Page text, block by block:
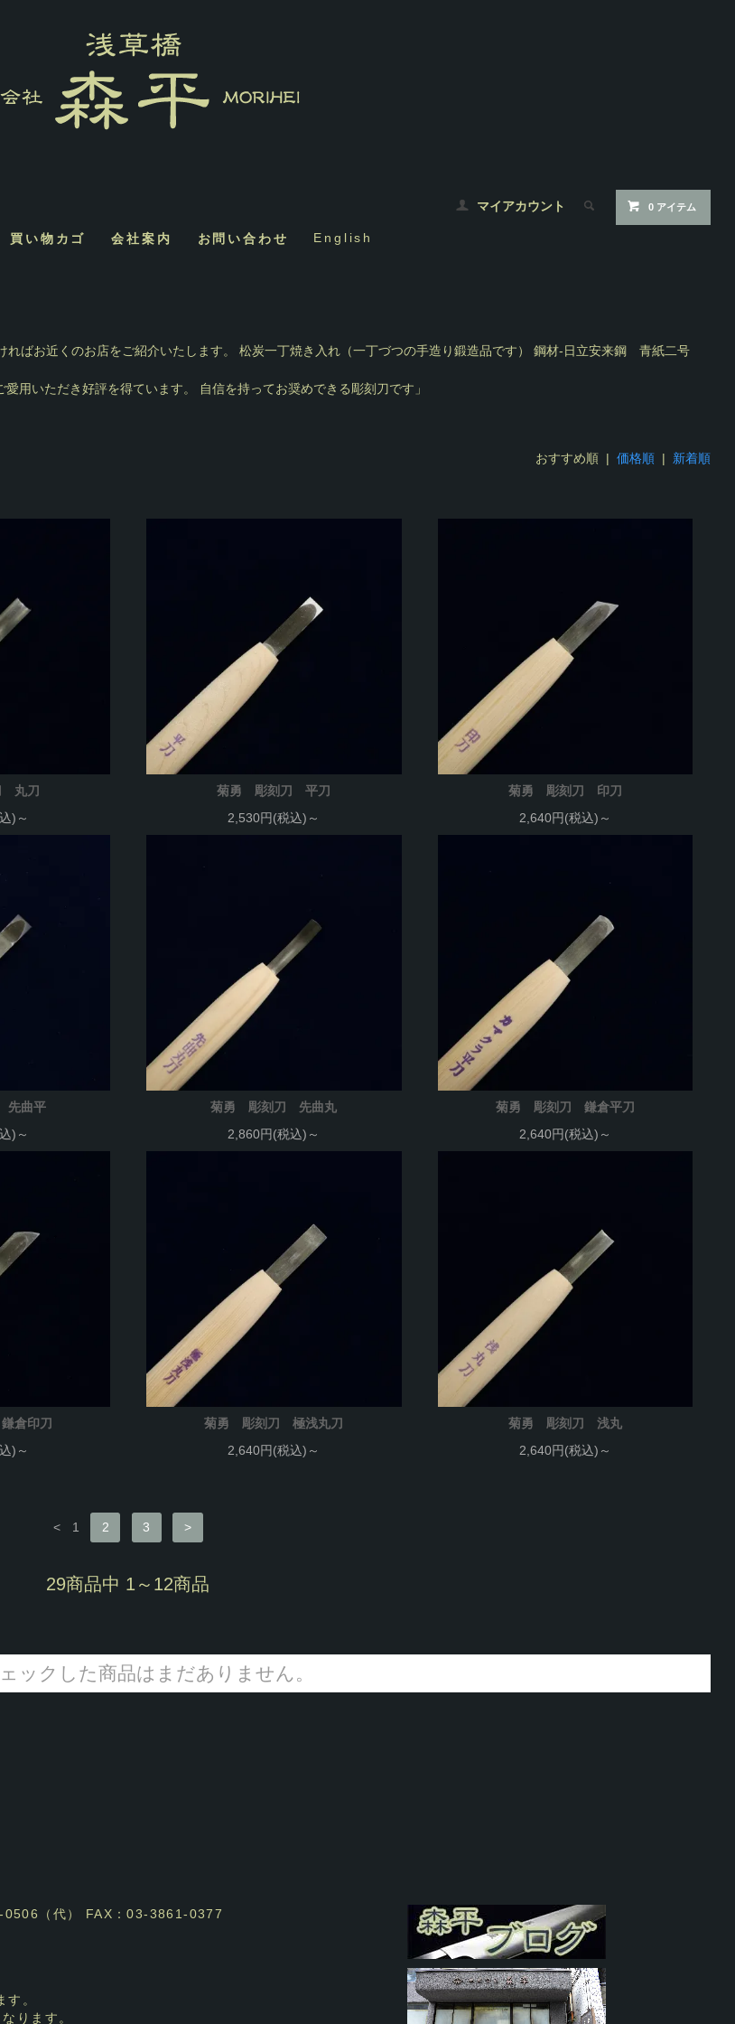
マイアカウント 0 アイテム
買い物カゴ 会社案内 お問い合わせ English
ればお近くのお店をご紹介いたします。 松炭一丁焼き入れ（一丁づつの手造り鍛造品です） 鋼材-日立安来鋼 青紙二号
用いただき好評を得ています。 自信を持ってお奨めできる彫刻刀です」
おすすめ順 |価格順 | 新着順
丸刀
)～
菊勇 彫刻刀 平刀
2,530円(税込)～
菊勇 彫刻刀 印刀
2,640円(税込)～
曲平
)～
菊勇 彫刻刀 先曲丸
2,860円(税込)～
菊勇 彫刻刀 鎌倉平刀
2,640円(税込)～
倉印刀
)～
菊勇 彫刻刀 極浅丸刀
2,640円(税込)～
菊勇 彫刻刀 浅丸
2,640円(税込)～
< 1 2 3 >
29商品中 1～12商品
ックした商品はまだありません。
（代） FAX：03-3861-0377
。
ります。